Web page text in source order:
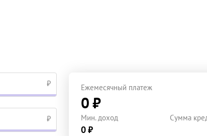
₽
₽
Ежемесячный платеж
0 ₽
Мин. доход
0 ₽
Сумма